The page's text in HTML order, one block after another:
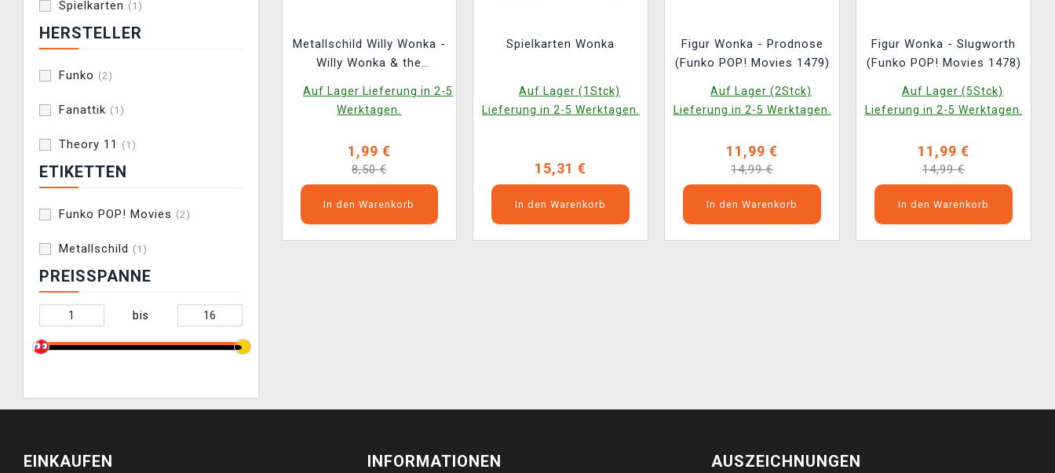
Spielkarten (1)
HERSTELLER
Funko (2)
Fanattik (1)
Theory 11 (1)
ETIKETTEN
Funko POP! Movies (2)
Metallschild (1)
PREISSPANNE
bis
Metallschild Willy Wonka -
Willy Wonka & the
Auf Lager Lieferung in 2-5
Werktagen.
1,99 €
8,50 €
In den Warenkorb
Spielkarten Wonka
Auf Lager (1Stck)
Lieferung in 2-5 Werktagen.
15,31 €
In den Warenkorb
Figur Wonka - Prodnose
(Funko POP! Movies 1479)
Auf Lager (2Stck)
Lieferung in 2-5 Werktagen.
11,99 €
14,99 €
In den Warenkorb
Figur Wonka - Slugworth
(Funko POP! Movies 1478)
Auf Lager (5Stck)
Lieferung in 2-5 Werktagen.
11,99 €
14,99 €
In den Warenkorb
EINKAUFEN INFORMATIONEN AUSZEICHNUNGEN